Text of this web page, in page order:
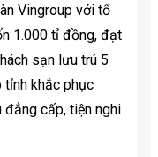
Vingroup với tổ
1.000 tỉ đồng, đạt
sạn lưu trú 5
tỉnh khắc phục
cấp, tiện nghi